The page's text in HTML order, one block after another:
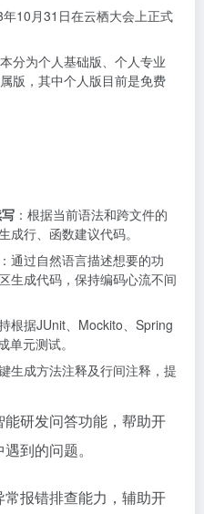
年10月31日在云栖大会上正式
分为个人基础版、个人专业
版，其中个人版目前是免费
：根据当前语法和跨文件的
成行、函数建议代码。
：通过自然语言描述想要的功
生成代码，保持编码心流不间
根据JUnit、Mockito、Spring
单元测试。
生成方法注释及行间注释，提
能研发问答功能，帮助开
到的问题。
常报错排查能力，辅助开